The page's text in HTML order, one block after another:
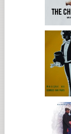
todo un
camaradería
del reparto y
Threapleton.
a crear un
y creativo,
para algunas
En
decirle a Wes
para mí; salgo
puedo acudir
a mi
para el día
Del Toro
reparto.